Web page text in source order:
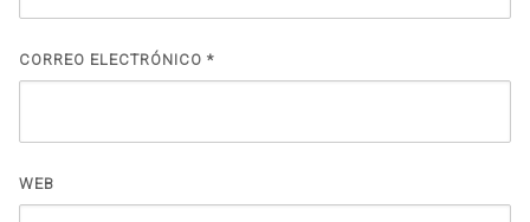
CORREO ELECTRÓNICO *
WEB